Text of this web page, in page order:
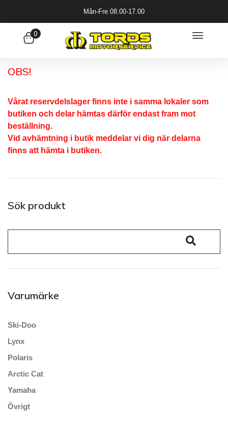
Mån-Fre 08.00-17.00
0
OBS!
Vårat reservdelslager finns inte i samma lokaler som
butiken och delar hämtas därför endast fram mot
beställning.
Vid avhämtning i butik meddelar vi dig när delarna
finns att hämta i butiken.
Sök produkt
Varumärke
Ski-Doo
Lynx
Polaris
Arctic Cat
Yamaha
Övrigt